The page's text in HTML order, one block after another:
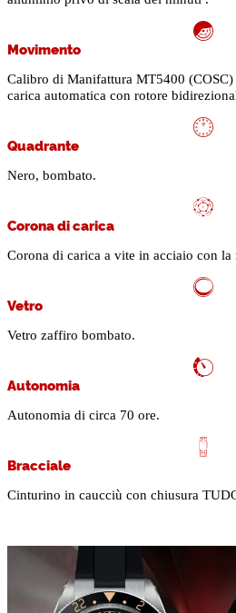
Movimento
Calibro di Manifattura MT5400
carica automatica con rotore
Quadrante
Nero, bombato.
Corona di carica
Corona di carica a vite in acciaio con
Vetro
Vetro zaffiro bombato.
Autonomia
Autonomia di circa 70 ore.
Bracciale
Cinturino in caucciù con chiusura